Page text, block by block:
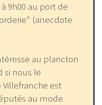
9h00 au port de
(anecdote
au plancton
si nous le
Villefranche est
au mode